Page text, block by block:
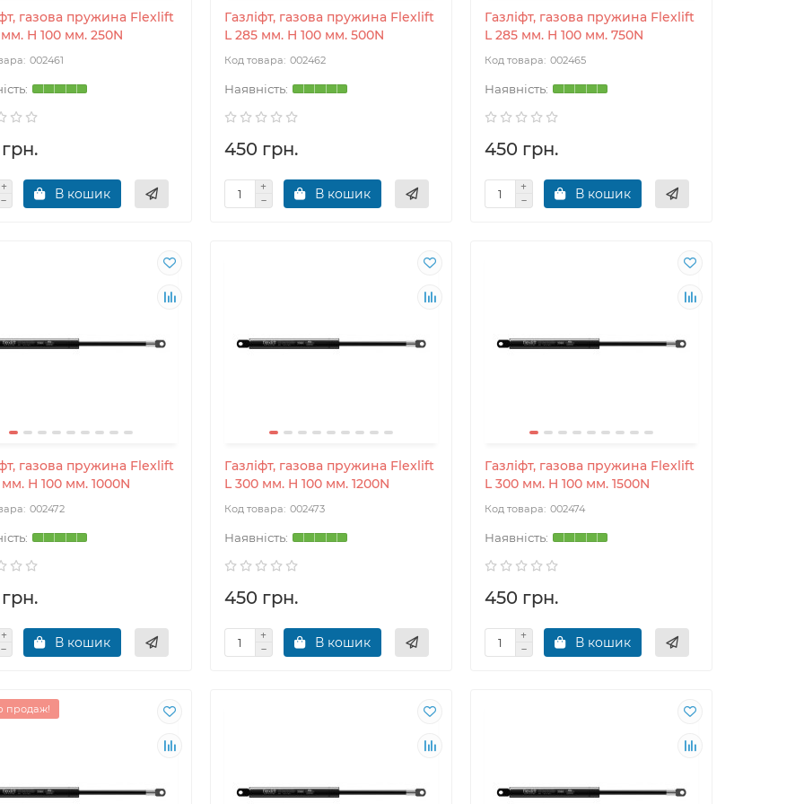
газова пружина Flexlift
H 100 мм. 250N
002461
В кошик
Газліфт, газова пружина Flexlift
L 285 мм. H 100 мм. 500N
002462
450 грн.
В кошик
Газліфт, газова пружина Flexlift
L 285 мм. H 100 мм. 750N
002465
450 грн.
В кошик
газова пружина Flexlift
H 100 мм. 1000N
002472
В кошик
Газліфт, газова пружина Flexlift
L 300 мм. H 100 мм. 1200N
002473
450 грн.
В кошик
Газліфт, газова пружина Flexlift
L 300 мм. H 100 мм. 1500N
002474
450 грн.
В кошик
продаж!